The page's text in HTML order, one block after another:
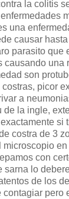
la colitis
una
causar
parasito que
causando una
son
picor
a
de la ingle,
si
costra de 3
microscopio
con
sarna lo
de los
pero